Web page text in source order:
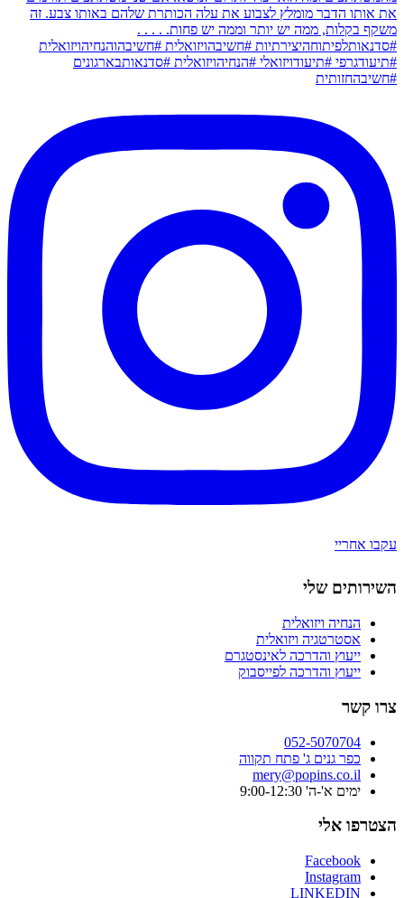
עקבו אחריי
השירותים שלי
הנחיה ויזואלית
אסטרטגיה ויזואלית
ייעוץ והדרכה לאינסטגרם
ייעוץ והדרכה לפייסבוק
צרו קשר
052-5070704
כפר גנים ג' פתח תקווה
mery@popins.co.il
ימים א'-ה' 9:00-12:30
הצטרפו אלי
Facebook
Instagram
LINKEDIN